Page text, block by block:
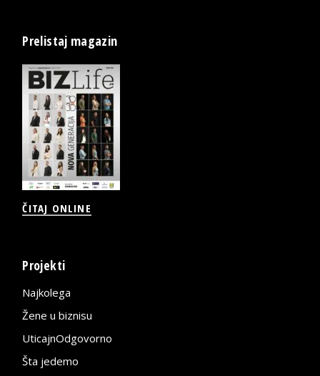
Prelistaj magazin
ČITAJ ONLINE
Projekti
Najkolega
Žene u biznisu
UticajnOdgovorno
Šta jedemo